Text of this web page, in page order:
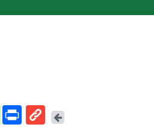
回
上